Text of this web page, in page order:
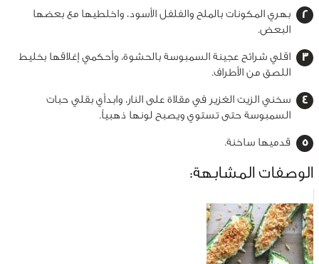
بهري المكونات بالملح والفلفل الأسود، واخلطيها مع بعضها
البعض.
اقلي شرائح عجينة السمبوسة بالحشوة، وأحكمي إغلاقها بخليط
اللصق من الأطراف.
سخني الزيت الغزير في مقلاة على النار، وابدأي بقلي حبات
السمبوسة حتى تستوي ويصبح لونها ذهبياً.
قدميها ساخنة.
الوصفات المشابهة: